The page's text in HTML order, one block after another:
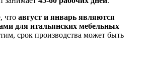
что август и январь являются
для итальянских мебельных
срок производства может быть